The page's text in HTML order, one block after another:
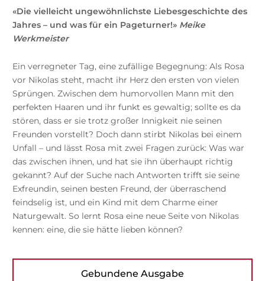
«Die vielleicht ungewöhnlichste Liebesgeschichte des
Jahres – und was für ein Pageturner!» Meike
Werkmeister
Ein verregneter Tag, eine zufällige Begegnung: Als Rosa
vor Nikolas steht, macht ihr Herz den ersten von vielen
Sprüngen. Zwischen dem humorvollen Mann mit den
perfekten Haaren und ihr funkt es gewaltig; sollte es da
stören, dass er sie trotz großer Innigkeit nie seinen
Freunden vorstellt? Doch dann stirbt Nikolas bei einem
Unfall – und lässt Rosa mit zwei Fragen zurück: Was war
das zwischen ihnen, und hat sie ihn überhaupt richtig
gekannt? Auf der Suche nach Antworten trifft sie seine
Exfreundin, seinen besten Freund, der überraschend
feindselig ist, und ein Kind mit dem Charme einer
Naturgewalt. So lernt Rosa eine neue Seite von Nikolas
kennen: eine, die sie hätte lieben können?
Gebundene Ausgabe